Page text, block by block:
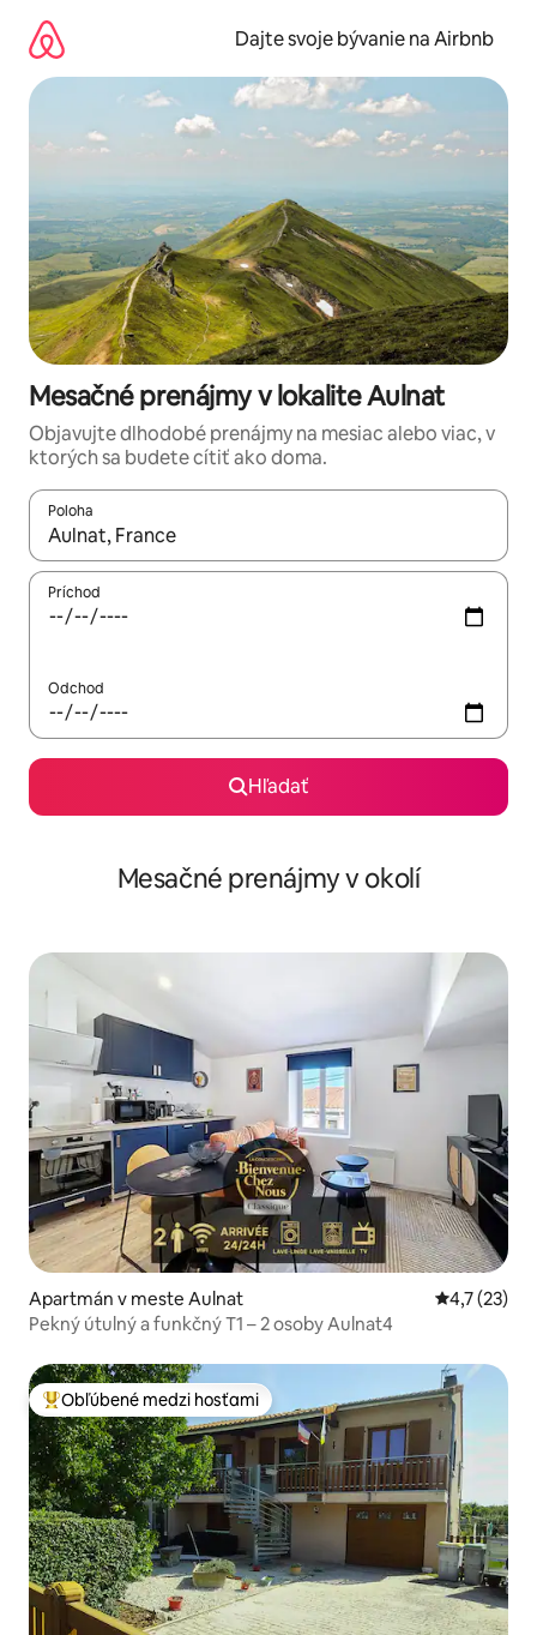
obsah.
Dajte svoje bývanie na Airbnb
Mesačné prenájmy v lokalite Aulnat
Objavujte dlhodobé prenájmy na mesiac alebo viac, v
ktorých sa budete cítiť ako doma.
Poloha
Keď budú výsledky k dispozícii, môžete si ich prechádzať
Príchod
Odchod
Hľadať
Mesačné prenájmy v okolí
Apartmán v meste Aulnat Priemerné
4,7 (23)
Pekný útulný a funkčný T1 – 2 osoby Aulnat4
Najobľúbenejšie medzi hosťami
Obľúbené medzi hosťami